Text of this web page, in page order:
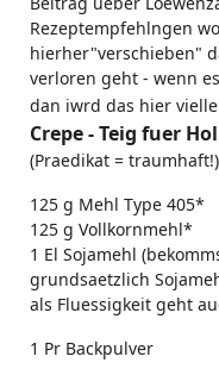
Rezeptempfehlngen
hierher"verschieben"
verloren geht - wenn
dan iwrd das hier
Crepe - Teig fuer
(Praedikat = traumhaft!)
125 g Mehl Type 405*
125 g Vollkornmehl*
1 El Sojamehl
grundsaetzlich
als Fluessigkeit geht
1 Pr Backpulver